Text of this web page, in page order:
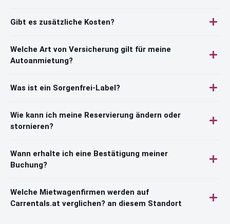
Gibt es zusätzliche Kosten?
Welche Art von Versicherung gilt für meine
Autoanmietung?
Was ist ein Sorgenfrei-Label?
Wie kann ich meine Reservierung ändern oder
stornieren?
Wann erhalte ich eine Bestätigung meiner
Buchung?
Welche Mietwagenfirmen werden auf
Carrentals.at verglichen? an diesem Standort